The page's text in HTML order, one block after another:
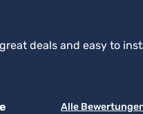
deals and easy to
Alle